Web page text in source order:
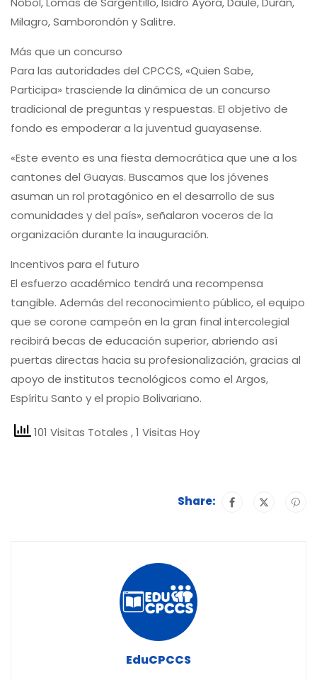
Milagro, Samborondón y Salitre.
Más que un concurso
Para las autoridades del CPCCS, «Quien Sabe,
Participa» trasciende la dinámica de un concurso
tradicional de preguntas y respuestas. El objetivo de
fondo es empoderar a la juventud guayasense.
«Este evento es una fiesta democrática que une a los
cantones del Guayas. Buscamos que los jóvenes
asuman un rol protagónico en el desarrollo de sus
comunidades y del país», señalaron voceros de la
organización durante la inauguración.
Incentivos para el futuro
El esfuerzo académico tendrá una recompensa
tangible. Además del reconocimiento público, el equipo
que se corone campeón en la gran final intercolegial
recibirá becas de educación superior, abriendo así
puertas directas hacia su profesionalización, gracias al
apoyo de institutos tecnológicos como el Argos,
Espíritu Santo y el propio Bolivariano.
101 Visitas Totales , 1 Visitas Hoy
Share:
EduCPCCS